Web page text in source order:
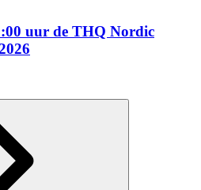
uur de THQ Nordic